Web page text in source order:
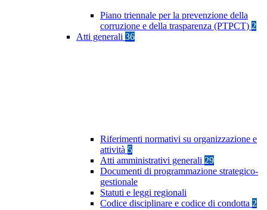
Piano triennale per la prevenzione della
corruzione e della trasparenza (PTPCT) 2
Atti generali 36
Riferimenti normativi su organizzazione e
attività 5
Atti amministrativi generali 29
Documenti di programmazione strategico-
gestionale
Statuti e leggi regionali
Codice disciplinare e codice di condotta 2